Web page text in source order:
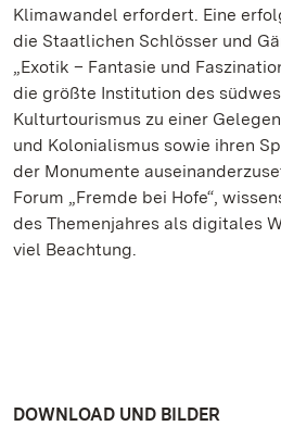
Klimawandel erfordert. Eine
die Staatlichen Schlösser und
„Exotik – Fantasie und
die größte Institution des
Kulturtourismus zu einer
und Kolonialismus sowie ihren
der Monumente
Forum „Fremde bei Hofe“,
des Themenjahres als digitales
viel Beachtung.
DOWNLOAD UND BILDER